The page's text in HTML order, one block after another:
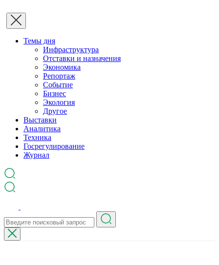
Темы дня
Инфраструктура
Отставки и назначения
Экономика
Репортаж
Событие
Бизнес
Экология
Другое
Выставки
Аналитика
Техника
Госрегулирование
Журнал